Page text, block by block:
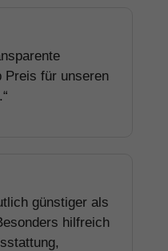
Preis für unseren
günstiger als
hilfreich